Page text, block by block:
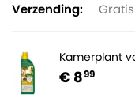
Verzending:
Kamerplant
€ 899